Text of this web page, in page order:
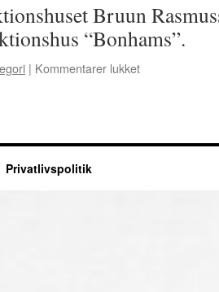
Bruun
“Bonhams”.
| Kommentarer lukkettil
Rasmussen
Privatlivspolitik